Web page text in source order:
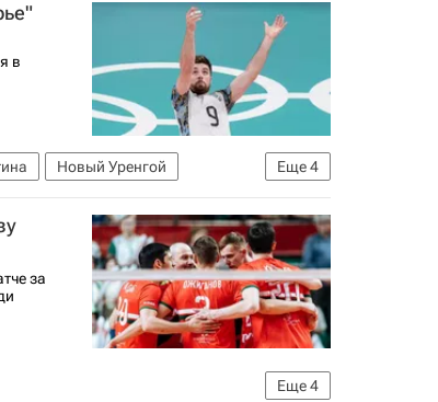
в
Еще4
Новый Уренгой
за
Еще4